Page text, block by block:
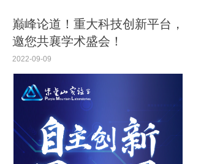
巅峰论道！重大科技创新平台，
邀您共襄学术盛会！
2022-09-09